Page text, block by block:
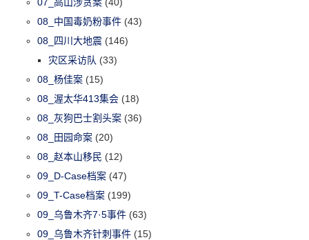
08_中国毒奶粉事件 (43)
08_四川大地震 (146)
灾区采访队 (33)
08_杨佳案 (15)
08_渥太华413集会 (18)
08_灰狗巴士割头案 (36)
08_田园命案 (20)
08_赵本山移民 (12)
09_D-Case档案 (47)
09_T-Case档案 (199)
09_乌鲁木齐7·5事件 (63)
09_乌鲁木齐针刺事件 (15)